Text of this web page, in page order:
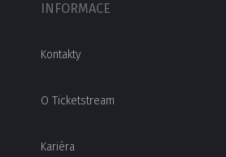
INFORMACE
Kontakty
O Ticketstream
Kariéra